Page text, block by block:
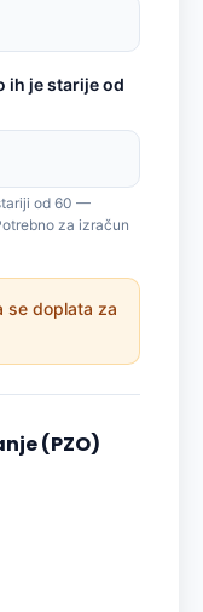
ih je starije od
od 60 —
za izračun
se doplata za
(PZO)